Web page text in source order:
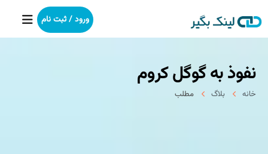
خانه
بکلینک
ورود / ثبت نام
نفوذ به گوگل کروم
خانه بلاگ مطلب